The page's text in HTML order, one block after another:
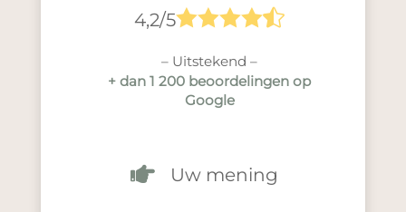
4,2/5
– Uitstekend –
+ dan 1 200 beoordelingen op
Google
 Uw mening